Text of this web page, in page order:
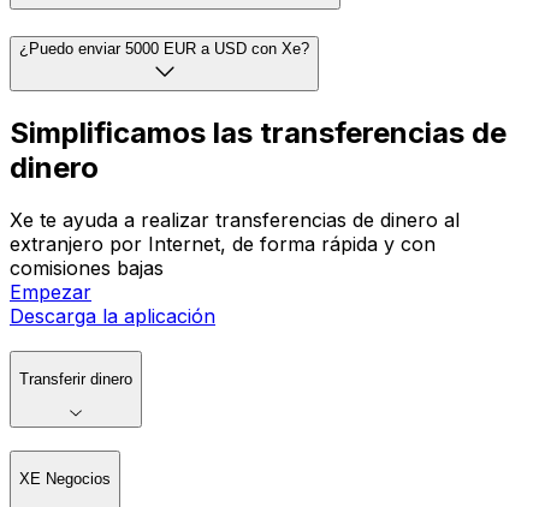
¿Puedo enviar 5000 EUR a USD con Xe?
Simplificamos las transferencias de
dinero
Xe te ayuda a realizar transferencias de dinero al
extranjero por Internet, de forma rápida y con
comisiones bajas
Empezar
Descarga la aplicación
Transferir dinero
XE Negocios